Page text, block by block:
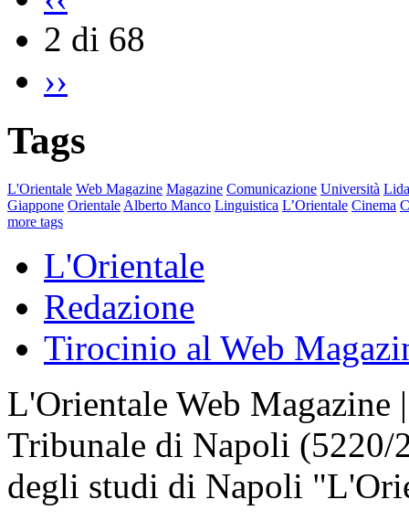
2 di 68
››
Tags
L'Orientale Web Magazine Magazine Comunicazione Università
Giappone Orientale Alberto Manco Linguistica L’Orientale Cinema
more tags
L'Orientale
Redazione
Tirocinio al Web
L'Orientale Web Magazine
Tribunale di Napoli
degli studi di Napoli